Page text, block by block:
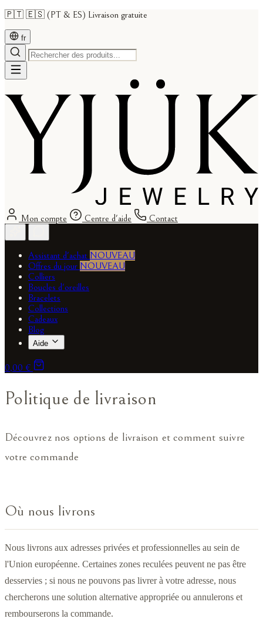
🇵🇹 🇪🇸 (PT & ES) Livraison gratuite
fr
Mon compte Centre d'aide Contact
Assistant d'achat NOUVEAU
Offres du jour NOUVEAU
Colliers
Boucles d'oreilles
Bracelets
Collections
Cadeaux
Blog
Aide
0,00 €
Politique de livraison
Découvrez nos options de livraison et comment suivre
votre commande
Où nous livrons
Nous livrons aux adresses privées et professionnelles au sein de
l'Union européenne. Certaines zones reculées peuvent ne pas être
desservies ; si nous ne pouvons pas livrer à votre adresse, nous
chercherons une solution alternative appropriée ou annulerons et
rembourserons la commande.